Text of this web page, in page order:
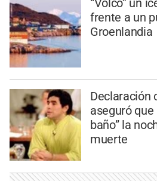
“Volcó” un
frente a un
Groenlandia
Declaración
aseguró
baño” la
muerte